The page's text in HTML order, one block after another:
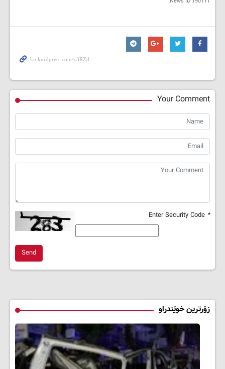
Your Comment
*
Send
زۆرترین خوێندراو